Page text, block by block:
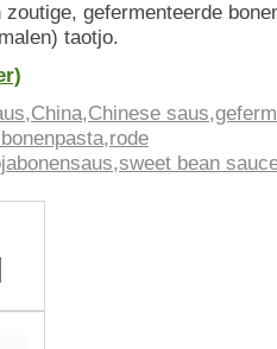
gefermenteerde
taotjo.
,China,Chinese saus,
,rode
,sweet bean